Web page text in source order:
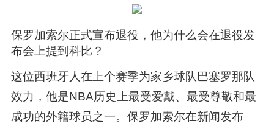
保罗加索尔正式宣布退役，他为什么会在退役发
布会上提到科比？
这位西班牙人在上个赛季为家乡球队巴塞罗那队
效力，他是NBA历史上最受爱戴、最受尊敬和最
成功的外籍球员之一。保罗加索尔在新闻发布